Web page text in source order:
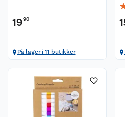
1990
På lager i 11 butikker